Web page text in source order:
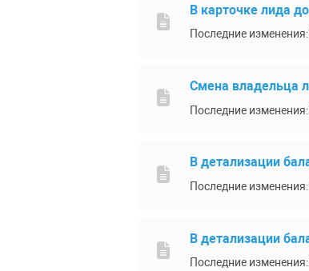
В карточке лида
Последние
Смена владельца
Последние
В детализации
Последние
В детализации
Последние